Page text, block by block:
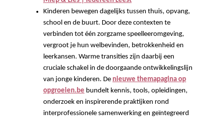
Kinderen bewegen dagelijks tussen thuis, opvang,
school en de buurt. Door deze contexten te
verbinden tot één zorgzame speelleeromgeving,
vergroot je hun welbevinden, betrokkenheid en
leerkansen. Warme transities zijn daarbij een
cruciale schakel in de doorgaande ontwikkelingslijn
van jonge kinderen. De nieuwe themapagina op
opgroeien.be bundelt kennis, tools, opleidingen,
onderzoek en inspirerende praktijken rond
interprofessionele samenwerking en geïntegreerd